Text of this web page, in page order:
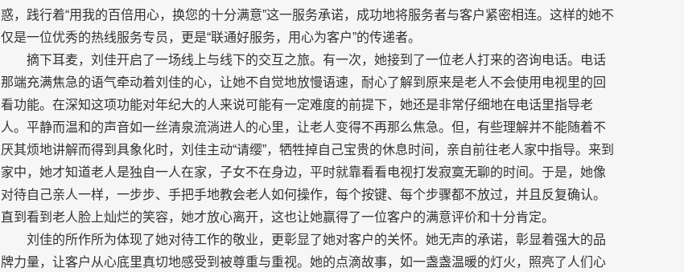
惑，践行着“用我的百倍用心，换您的十分满意”这一服务承诺，成功地将服务者与客户紧密相连。这样的她不
仅是一位优秀的热线服务专员，更是“联通好服务，用心为客户”的传递者。
摘下耳麦，刘佳开启了一场线上与线下的交互之旅。有一次，她接到了一位老人打来的咨询电话。电话
那端充满焦急的语气牵动着刘佳的心，让她不自觉地放慢语速，耐心了解到原来是老人不会使用电视里的回
看功能。在深知这项功能对年纪大的人来说可能有一定难度的前提下，她还是非常仔细地在电话里指导老
人。平静而温和的声音如一丝清泉流淌进人的心里，让老人变得不再那么焦急。但，有些理解并不能随着不
厌其烦地讲解而得到具象化时，刘佳主动“请缨”，牺牲掉自己宝贵的休息时间，亲自前往老人家中指导。来到
家中，她才知道老人是独自一人在家，子女不在身边，平时就靠看看电视打发寂寞无聊的时间。于是，她像
对待自己亲人一样，一步步、手把手地教会老人如何操作，每个按键、每个步骤都不放过，并且反复确认。
直到看到老人脸上灿烂的笑容，她才放心离开，这也让她赢得了一位客户的满意评价和十分肯定。
刘佳的所作所为体现了她对待工作的敬业，更彰显了她对客户的关怀。她无声的承诺，彰显着强大的品
牌力量，让客户从心底里真切地感受到被尊重与重视。她的点滴故事，如一盏盏温暖的灯火，照亮了人们心